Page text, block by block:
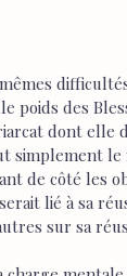
poids des
dont elle
simplement
de côté les
lié à sa
sur sa